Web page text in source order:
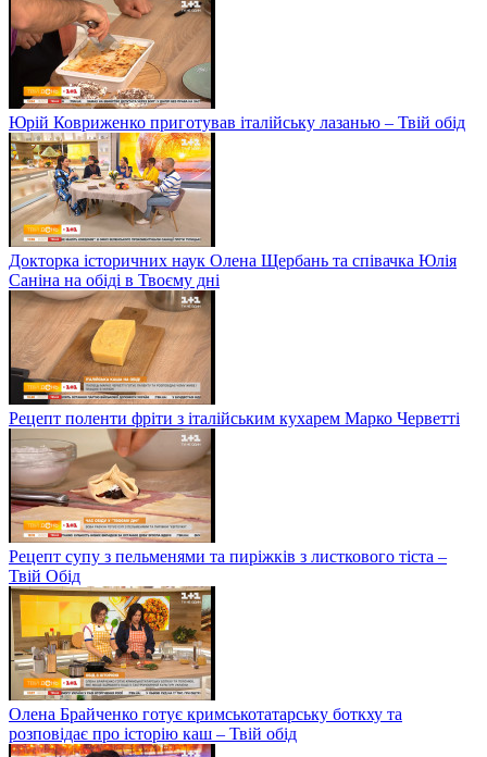
Юрій Ковриженко приготував італійську лазанью – Твій обід
Докторка історичних наук Олена Щербань та співачка Юлія
Саніна на обіді в Твоєму дні
Рецепт поленти фріти з італійським кухарем Марко Черветті
Рецепт супу з пельменями та пиріжків з листкового тіста –
Твій Обід
Олена Брайченко готує кримськотатарську боткху та
розповідає про історію каш – Твій обід